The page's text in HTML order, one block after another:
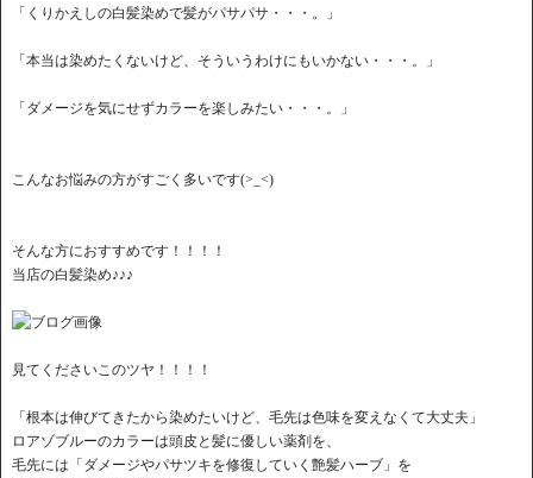
「くりかえしの白髪染めで髪がパサパサ・・・。」
「本当は染めたくないけど、そういうわけにもいかない・・・。」
「ダメージを気にせずカラーを楽しみたい・・・。」
こんなお悩みの方がすごく多いです(>_<)
そんな方におすすめです！！！！
当店の白髪染め♪♪♪
見てくださいこのツヤ！！！！
「根本は伸びてきたから染めたいけど、毛先は色味を変えなくて大丈夫」
ロアゾブルーのカラーは頭皮と髪に優しい薬剤を、
毛先には「ダメージやパサツキを修復していく艶髪ハーブ」を